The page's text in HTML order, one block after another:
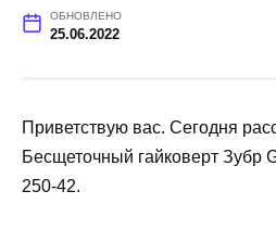
ОБНОВЛЕНО
25.06.2022
Приветствую вас. Сегодня
Бесщеточный гайковерт Зубр
250-42.